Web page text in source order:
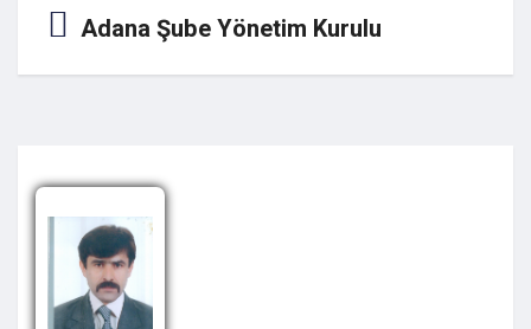
Adana Şube Yönetim Kurulu